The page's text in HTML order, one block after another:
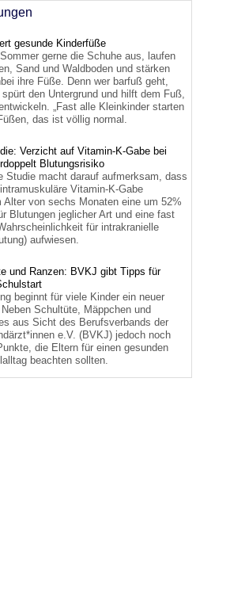
gesunde Kinderfüße
gerne die Schuhe aus, laufen
Sand und Waldboden und stärken
ihre Füße. Denn wer barfuß geht,
den Untergrund und hilft dem Fuß,
„Fast alle Kleinkinder starten
das ist völlig normal.
Verzicht auf Vitamin-K-Gabe bei
Blutungsrisiko
Studie macht darauf aufmerksam, dass
Vitamin-K-Gabe
Alter von sechs Monaten eine um 52%
Blutungen jeglicher Art und eine fast
für intrakranielle
aufwiesen.
und Ranzen: BVKJ gibt Tipps für
beginnt für viele Kinder ein neuer
Schultüte, Mäppchen und
aus Sicht des Berufsverbands der
e.V. (BVKJ) jedoch noch
die Eltern für einen gesunden
beachten sollten.